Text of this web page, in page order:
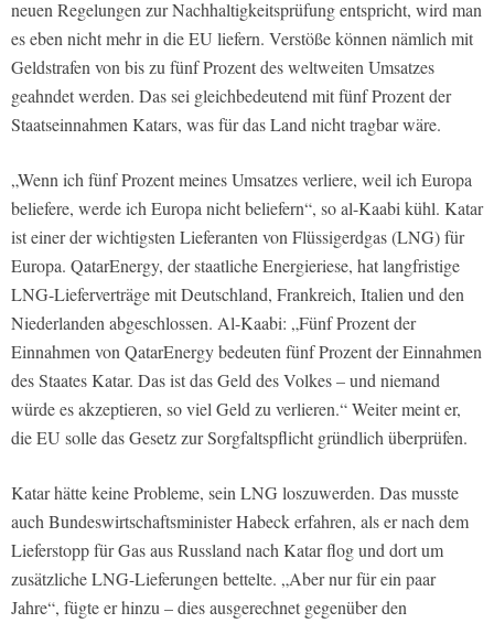
neuen Regelungen zur Nachhaltigkeitsprüfung entspricht, wird man
es eben nicht mehr in die EU liefern. Verstöße können nämlich mit
Geldstrafen von bis zu fünf Prozent des weltweiten Umsatzes
geahndet werden. Das sei gleichbedeutend mit fünf Prozent der
Staatseinnahmen Katars, was für das Land nicht tragbar wäre.
„Wenn ich fünf Prozent meines Umsatzes verliere, weil ich Europa
beliefere, werde ich Europa nicht beliefern“, so al-Kaabi kühl. Katar
ist einer der wichtigsten Lieferanten von Flüssigerdgas (LNG) für
Europa. QatarEnergy, der staatliche Energieriese, hat langfristige
LNG-Lieferverträge mit Deutschland, Frankreich, Italien und den
Niederlanden abgeschlossen. Al-Kaabi: „Fünf Prozent der
Einnahmen von QatarEnergy bedeuten fünf Prozent der Einnahmen
des Staates Katar. Das ist das Geld des Volkes – und niemand
würde es akzeptieren, so viel Geld zu verlieren.“ Weiter meint er,
die EU solle das Gesetz zur Sorgfaltspflicht gründlich überprüfen.
Katar hätte keine Probleme, sein LNG loszuwerden. Das musste
auch Bundeswirtschaftsminister Habeck erfahren, als er nach dem
Lieferstopp für Gas aus Russland nach Katar flog und dort um
zusätzliche LNG-Lieferungen bettelte. „Aber nur für ein paar
Jahre“, fügte er hinzu – dies ausgerechnet gegenüber den